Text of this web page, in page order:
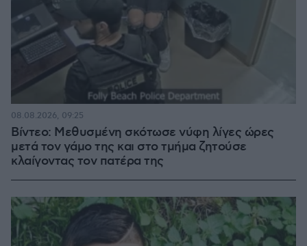
Βίντεο: Μεθυσμένη σκότωσε νύφη λίγες ώρες
μετά τον γάμο της και στο τμήμα ζητούσε
κλαίγοντας τον πατέρα της
08.08.2026, 09:25